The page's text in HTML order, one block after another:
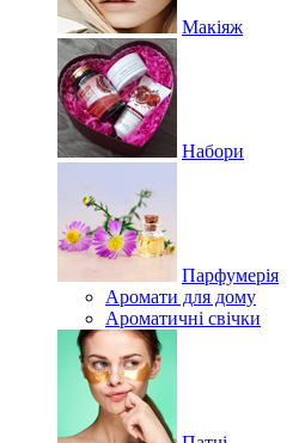
Макіяж
Набори
Парфумерія
Аромати для дому
Ароматичні свічки